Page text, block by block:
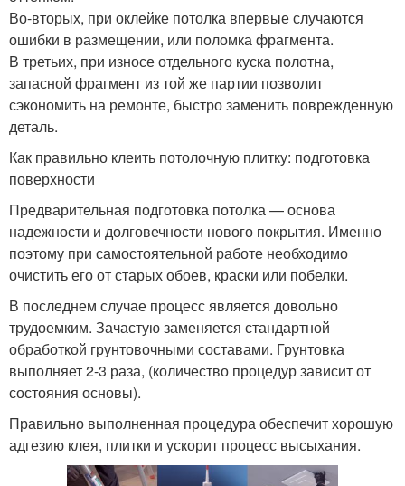
Во-вторых, при оклейке потолка впервые случаются
ошибки в размещении, или поломка фрагмента.
В третьих, при износе отдельного куска полотна,
запасной фрагмент из той же партии позволит
сэкономить на ремонте, быстро заменить поврежденную
деталь.
Как правильно клеить потолочную плитку: подготовка
поверхности
Предварительная подготовка потолка — основа
надежности и долговечности нового покрытия. Именно
поэтому при самостоятельной работе необходимо
очистить его от старых обоев, краски или побелки.
В последнем случае процесс является довольно
трудоемким. Зачастую заменяется стандартной
обработкой грунтовочными составами. Грунтовка
выполняет 2-3 раза, (количество процедур зависит от
состояния основы).
Правильно выполненная процедура обеспечит хорошую
адгезию клея, плитки и ускорит процесс высыхания.